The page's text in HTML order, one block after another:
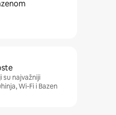
su najvažniji
Wi-Fi i Bazen